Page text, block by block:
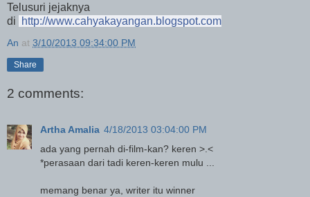
Telusuri jejaknya
di
http://www.cahyakayangan.blogspot.com
An at 3/10/2013 09:34:00 PM
Share
2 comments:
Artha Amalia 4/18/2013 03:04:00 PM
ada yang pernah di-film-kan? keren >.<
*perasaan dari tadi keren-keren mulu ...
memang benar ya, writer itu winner